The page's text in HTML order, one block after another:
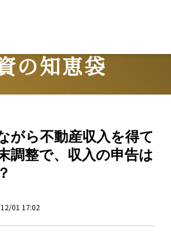
の知恵袋
がら不動産収入を得て
調整で、収入の申告は
01 17:02